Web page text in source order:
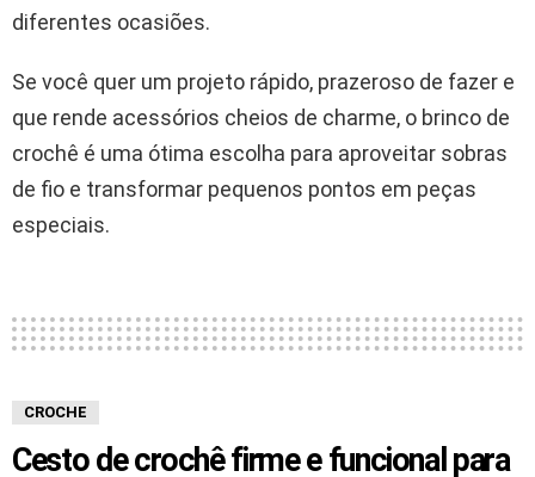
diferentes ocasiões.
Se você quer um projeto rápido, prazeroso de fazer e
que rende acessórios cheios de charme, o brinco de
crochê é uma ótima escolha para aproveitar sobras
de fio e transformar pequenos pontos em peças
especiais.
CROCHE
Cesto de crochê firme e funcional para